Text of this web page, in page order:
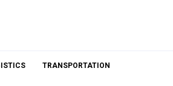
TRANSPORTATION